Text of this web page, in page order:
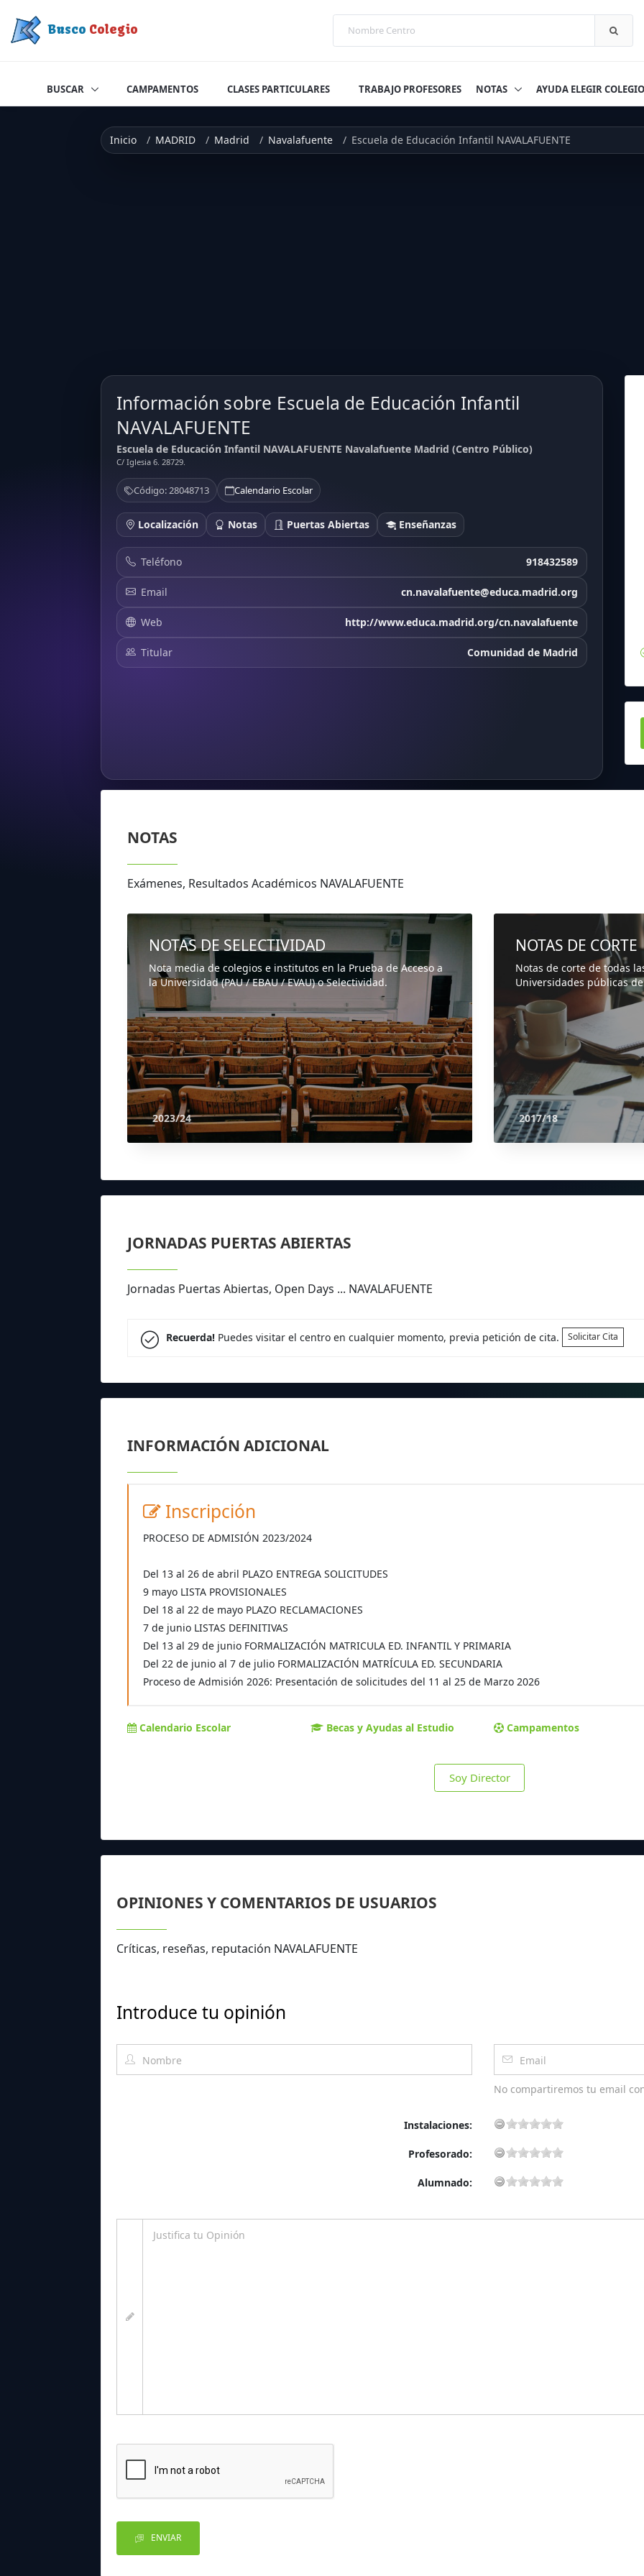
Busco Colegio
BUSCAR CAMPAMENTOS CLASES PARTICULARES TRABAJO PROFESORES NOTAS AYUDA ELEGIR
Inicio MADRID Madrid Navalafuente Escuela de Educación Infantil NAVALAFUENTE
Información sobre Escuela de Educación Infantil
NAVALAFUENTE
Escuela de Educación Infantil NAVALAFUENTE Navalafuente Madrid (Centro Público)
C/ Iglesia 6. 28729.
Código: 28048713 Calendario Escolar
Localización Notas Puertas Abiertas Enseñanzas
Teléfono 918432589
Email cn.navalafuente@educa.madrid.org
Web http://www.educa.madrid.org/cn.navalafuente
Titular Comunidad de Madrid
NOTAS
Exámenes, Resultados Académicos NAVALAFUENTE
NOTAS DE SELECTIVIDAD
Nota media de colegios e institutos en la Prueba de Acceso a
la Universidad (PAU / EBAU / EVAU) o Selectividad.
2023/24
NOTAS DE CORTE
Notas de corte de todas
Universidades públicas
2017/18
JORNADAS PUERTAS ABIERTAS
Jornadas Puertas Abiertas, Open Days ... NAVALAFUENTE
Recuerda!Puedes visitar el centro en cualquier momento, previa petición de cita. Solicitar Cita
INFORMACIÓN ADICIONAL
Inscripción
PROCESO DE ADMISIÓN 2023/2024
Del 13 al 26 de abril PLAZO ENTREGA SOLICITUDES
9 mayo LISTA PROVISIONALES
Del 18 al 22 de mayo PLAZO RECLAMACIONES
7 de junio LISTAS DEFINITIVAS
Del 13 al 29 de junio FORMALIZACIÓN MATRICULA ED. INFANTIL Y PRIMARIA
Del 22 de junio al 7 de julio FORMALIZACIÓN MATRÍCULA ED. SECUNDARIA
Proceso de Admisión 2026: Presentación de solicitudes del 11 al 25 de Marzo 2026
Calendario Escolar Becas y Ayudas al Estudio Campamentos
Soy Director
OPINIONES Y COMENTARIOS DE USUARIOS
Críticas, reseñas, reputación NAVALAFUENTE
Introduce tu opinión
No compartiremos tu email
Instalaciones:
Profesorado:
Alumnado:
ENVIAR